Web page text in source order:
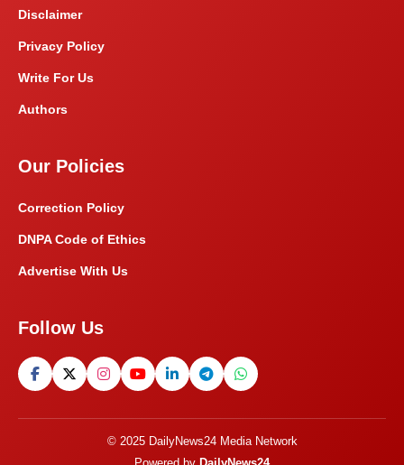
Disclaimer
Privacy Policy
Write For Us
Authors
Our Policies
Correction Policy
DNPA Code of Ethics
Advertise With Us
Follow Us
© 2025 DailyNews24 Media Network